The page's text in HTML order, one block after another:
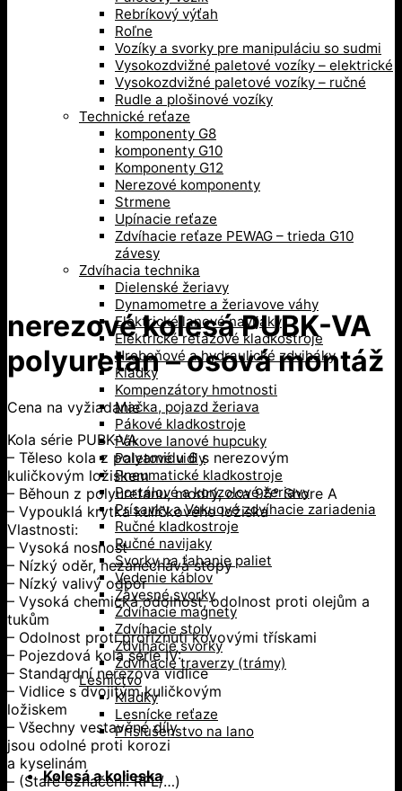
Rebríkový výťah
Roľne
Vozíky a svorky pre manipuláciu so sudmi
Vysokozdvižné paletové vozíky – elektrické
Vysokozdvižné paletové vozíky – ručné
Rudle a plošinové vozíky
Technické reťaze
komponenty G8
komponenty G10
Komponenty G12
Nerezové komponenty
Strmene
Upínacie reťaze
Zdvíhacie reťaze PEWAG – trieda G10
závesy
Zdvíhacia technika
Dielenské žeriavy
Dynamometre a žeriavove váhy
Elektrické lanové navijaky
Elektrické reťazové kladkostroje
Hrebeňové a hydraulické zdviháky
Kladky
Kompenzátory hmotnosti
Mačka, pojazd žeriava
Pákové kladkostroje
Pákove lanové hupcuky
Paletové vidly
Pneumatické kladkostroje
Portálové a konzolové žeriavy
Prísavky a Vakuové zdvíhacie zariadenia
Ručné kladkostroje
Ručné navijaky
Svorky na ťahanie paliet
Vedenie káblov
Závesné svorky
Zdvíhacie magnety
Zdvíhacie stoly
Zdvíhacie svorky
Zdvíhacie traverzy (trámy)
Lesníctvo
Kladky
Lesnícke reťaze
Príslušenstvo na lano
Kolesá a kolieska
nerezové kolesá PUBK-VA
polyuretan – osová montáž
Cena na vyžiadanie
Kola série PUBK-VA
– Těleso kola z polyamidu 6 s nerezovým
kuličkovým ložiskem
– Běhoun z polyuretanu, modrý, cca 95° Shore A
– Vypouklá krytka kuličkového ložiska
Vlastnosti:
– Vysoká nosnost
– Nízký oděr, nezanechává stopy
– Nízký valivý odpor
– Vysoká chemická odolnost, odolnost proti olejům a
tukům
– Odolnost proti proříznutí kovovými třískami
– Pojezdová kola série IV:
– Standardní nerezová vidlice
– Vidlice s dvojitým kuličkovým
ložiskem
– Všechny vestavěné díly
jsou odolné proti korozi
a kyselinám
– (Staré označení: RFL/…)